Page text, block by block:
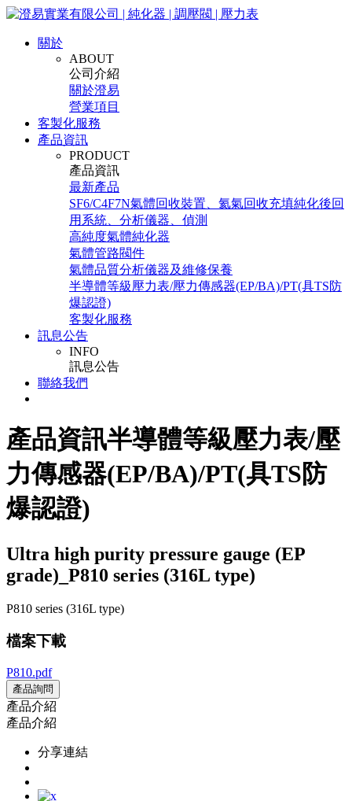
關於
ABOUT
公司介紹
關於澄易
營業項目
客製化服務
產品資訊
PRODUCT
產品資訊
最新產品
SF6/C4F7N氣體回收裝置、氦氣回收充填純化後回
用系統、分析儀器、偵測
高純度氣體純化器
氣體管路閥件
氣體品質分析儀器及維修保養
半導體等級壓力表/壓力傳感器(EP/BA)/PT(具TS防
爆認證)
客製化服務
訊息公告
INFO
訊息公告
聯絡我們
產品資訊半導體等級壓力表/壓
力傳感器(EP/BA)/PT(具TS防
爆認證)
Ultra high purity pressure gauge (EP
grade)_P810 series (316L type)
P810 series (316L type)
檔案下載
P810.pdf
產品詢問
產品介紹
產品介紹
分享連結